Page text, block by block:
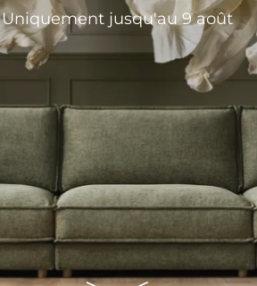
Uniquement jusqu'au 9 août